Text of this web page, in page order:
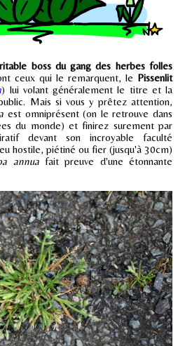
boss du gang des herbes folles
ceux qui le remarquent, le Pissenlit
) lui volant généralement le titre et la
Mais si vous y prêtez attention,
est omniprésent (on le retrouve dans
du monde) et finirez surement par
devant son incroyable faculté
hostile, piétiné ou fier (jusqu'à 30cm)
annuafait preuve d'une étonnante